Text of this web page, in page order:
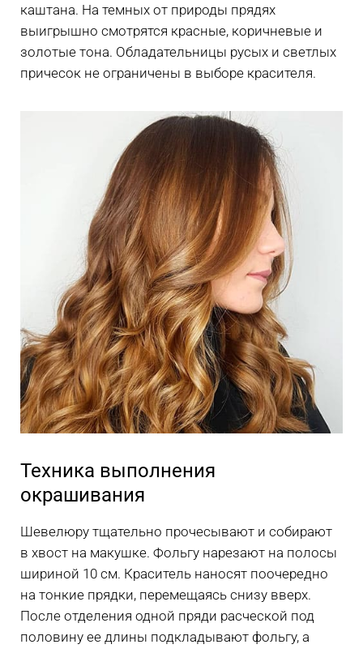
каштана. На темных от природы прядях
выигрышно смотрятся красные, коричневые и
золотые тона. Обладательницы русых и светлых
причесок не ограничены в выборе красителя.
Техника выполнения
окрашивания
Шевелюру тщательно прочесывают и собирают
в хвост на макушке. Фольгу нарезают на полосы
шириной 10 см. Краситель наносят поочередно
на тонкие прядки, перемещаясь снизу вверх.
После отделения одной пряди расческой под
половину ее длины подкладывают фольгу, а